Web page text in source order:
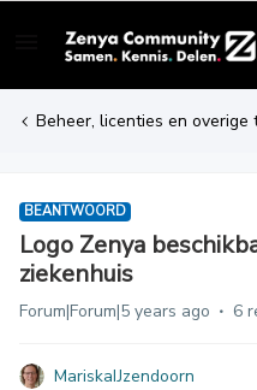
Beheer, licenties en overige
BEANTWOORD
Logo Zenya
ziekenhuis
Forum|Forum|5 years ago 6
MariskaIJzendoorn